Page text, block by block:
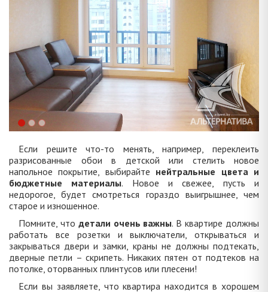
Если решите что-то менять, например, переклеить
разрисованные обои в детской или стелить новое
напольное покрытие, выбирайте нейтральные цвета и
бюджетные материалы. Новое и свежее, пусть и
недорогое, будет смотреться гораздо выигрышнее, чем
старое и изношенное.
Помните, что детали очень важны. В квартире должны
работать все розетки и выключатели, открываться и
закрываться двери и замки, краны не должны подтекать,
дверные петли – скрипеть. Никаких пятен от подтеков на
потолке, оторванных плинтусов или плесени!
Если вы заявляете, что квартира находится в хорошем